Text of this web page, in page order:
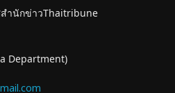
ำนักข่าวThaitribune
Department)